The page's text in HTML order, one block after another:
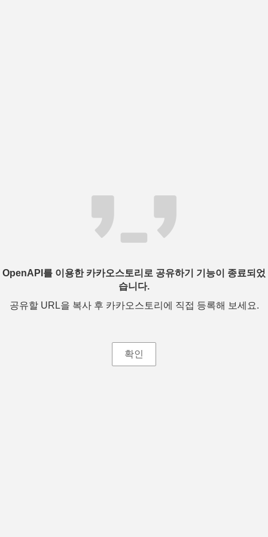
OpenAPI를 이용한 카카오스토리로 공유하기 기능이 종료되었
습니다.
공유할 URL을 복사 후 카카오스토리에 직접 등록해 보세요.
확인